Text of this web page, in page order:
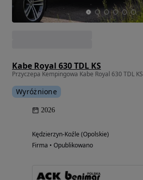
Kabe Royal 630 TDL KS
Przyczepa Kempingowa Kabe Royal 630 TDL KS
Wyróżnione
2026
Kędzierzyn-Koźle (Opolskie)
Firma • Opublikowano